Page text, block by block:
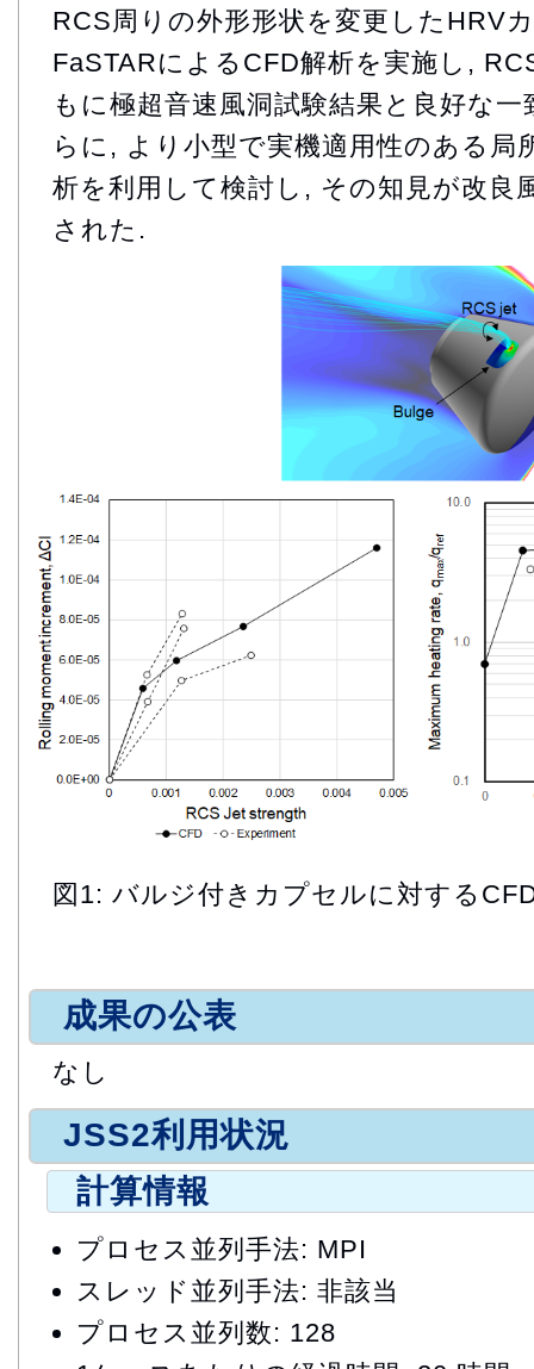
RCS周りの外形形状を変更したHRV
FaSTARによるCFD解析を実施し,
もに極超音速風洞試験結果と良好な
らに, より小型で実機適用性のある局
析を利用して検討し, その知見が改良
された.
図1: バルジ付きカプセルに対する
成果の公表
なし
JSS2利用状況
計算情報
プロセス並列手法: MPI
スレッド並列手法: 非該当
プロセス並列数: 128